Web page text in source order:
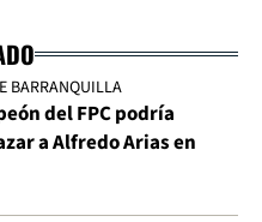
BARRANQUILLA
del FPC podría
a Alfredo Arias en